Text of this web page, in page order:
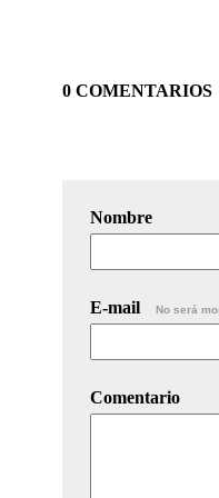
0 COMENTARIOS
Nombre
E-mail No será
Comentario